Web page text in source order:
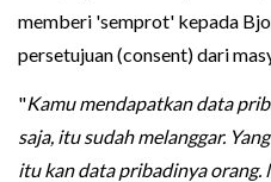
memberi 'semprot' kepada
persetujuan (consent) dari
"Kamu mendapatkan data
saja, itu sudah melanggar.
itu kan data pribadinya orang.